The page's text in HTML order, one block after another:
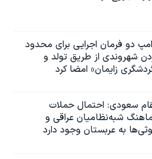
نوبل صلح
«سی‌پک»
دو فرمان اجرایی برای محدود
شهروندی از طریق تولد و
زایمان» امضا کرد
سعودی: احتمال حملات
شبه‌نظامیان عراقی و
به عربستان وجود دارد